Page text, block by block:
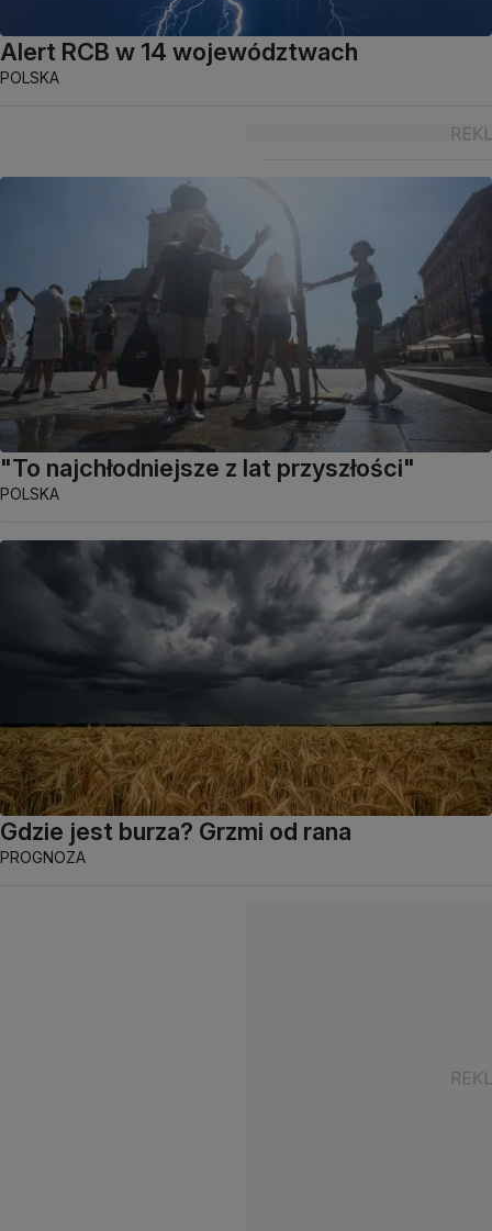
Alert RCB w 14 województwach
POLSKA
"To najchłodniejsze z lat przyszłości"
POLSKA
Gdzie jest burza? Grzmi od rana
PROGNOZA